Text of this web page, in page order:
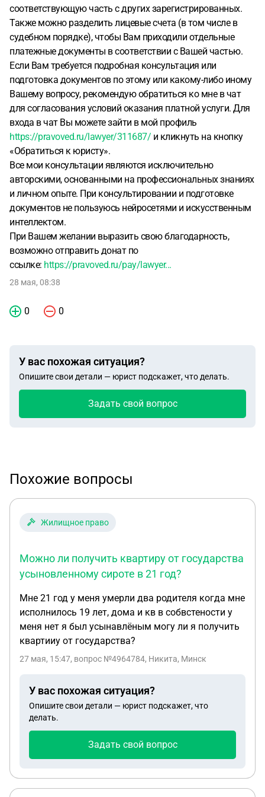
несовершеннолетняя дочь ей 17 лет. С меня деньги не
списывают, я думаю, скорей всего, из-за того, что на
момент суда я был несовершеннолетний. Сейчас мне 25
лет. На данный момент долг за квартиру — 2 миллиона,
по словам сестры матери. Она что-то там платила, как
она говорит, и просит тоже платить. Никаких документов
и номеров у меня нет есть только выписка из домовой
книги. Платежки как-то я видел с долгом на 1,5 миллиона
на имя одной из этих сестер(не той, которая сейчас там
прописана с дочкой).Хочу разобраться с этим делом, и
понять, какие шаги в первую очередь предпринимать
дальше, но даже не знаю с чего нужно начинать. Есть ли
на мне на данный момент обязательства по этому долгу
(тк уведомления о платежах не приходят лично мне), как
разграничить этот долг между теми, кто там прописан и
был прописан на момент долга, и что предпринять, чтобы
в дальнейшем приватизировать эту квартиру и оставить
за собой. Надеюсь, вы хоть что-то поняли в моем
рассказе и очень надеюсь на консультацию .
соответствующую часть с других зарегистрированных.
Также можно разделить лицевые счета (в том числе в
судебном порядке), чтобы Вам приходили отдельные
платежные документы в соответствии с Вашей частью.
Если Вам требуется подробная консультация или
подготовка документов по этому или какому-либо иному
Вашему вопросу, рекомендую обратиться ко мне в чат
для согласования условий оказания платной услуги. Для
входа в чат Вы можете зайти в мой профиль
https://pravoved.ru/lawyer/311687/ и кликнуть на кнопку
«Обратиться к юристу».
Все мои консультации являются исключительно
авторскими, основанными на профессиональных знаниях
и личном опыте. При консультировании и подготовке
документов не пользуюсь нейросетями и искусственным
интеллектом.
При Вашем желании выразить свою благодарность,
возможно отправить донат по
ссылке: https://pravoved.ru/pay/lawyer...
28 мая, 08:38
0 0
У вас похожая ситуация?
Опишите свои детали — юрист подскажет, что делать.
Задать свой вопрос
Похожие вопросы
Жилищное право
Можно ли получить квартиру от государства
усыновленному сироте в 21 год?
Мне 21 год у меня умерли два родителя когда мне
исполнилось 19 лет, дома и кв в собвстености у
меня нет я был усынавлëным могу ли я получить
квартииу от государства?
27 мая, 15:47, вопрос №4964784, Никита, Минск
У вас похожая ситуация?
Опишите свои детали — юрист подскажет, что
делать.
Задать свой вопрос